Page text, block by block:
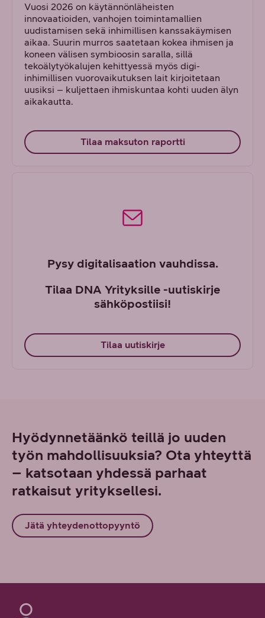
Vuosi 2026 on käytännönläheisten
innovaatioiden, vanhojen toimintamallien
uudistamisen sekä inhimillisen kanssakäymisen
aikaa. Suurin murros saatetaan kokea ihmisen ja
koneen välisen symbioosin saralla, sillä
tekoälytyökalujen kehittyessä myös digi-
inhimillisen vuorovaikutuksen lait kirjoitetaan
uusiksi – kuljettaen ihmiskuntaa kohti uuden älyn
aikakautta.
Tilaa maksuton raportti
Pysy digitalisaation vauhdissa.
Tilaa DNA Yrityksille -uutiskirje
sähköpostiisi!
Tilaa uutiskirje
Hyödynnetäänkö teillä jo uuden
työn mahdollisuuksia? Ota yhteyttä
– katsotaan yhdessä parhaat
ratkaisut yrityksellesi.
Jätä yhteydenottopyyntö